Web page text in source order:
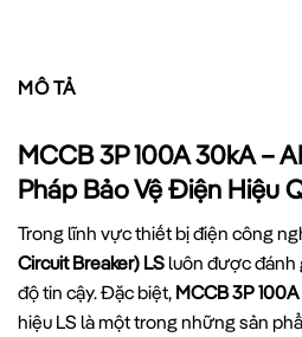
MÔ TẢ
MCCB 3P 100A 30kA –
Pháp Bảo Vệ Điện Hiệu
Trong lĩnh vực thiết bị điện công
Circuit Breaker) LS luôn được đánh
độ tin cậy. Đặc biệt, MCCB 3P
hiệu LS là một trong những sản